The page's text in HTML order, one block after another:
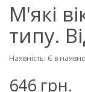
М'які
типу.
Наявність: Є в
646 грн.